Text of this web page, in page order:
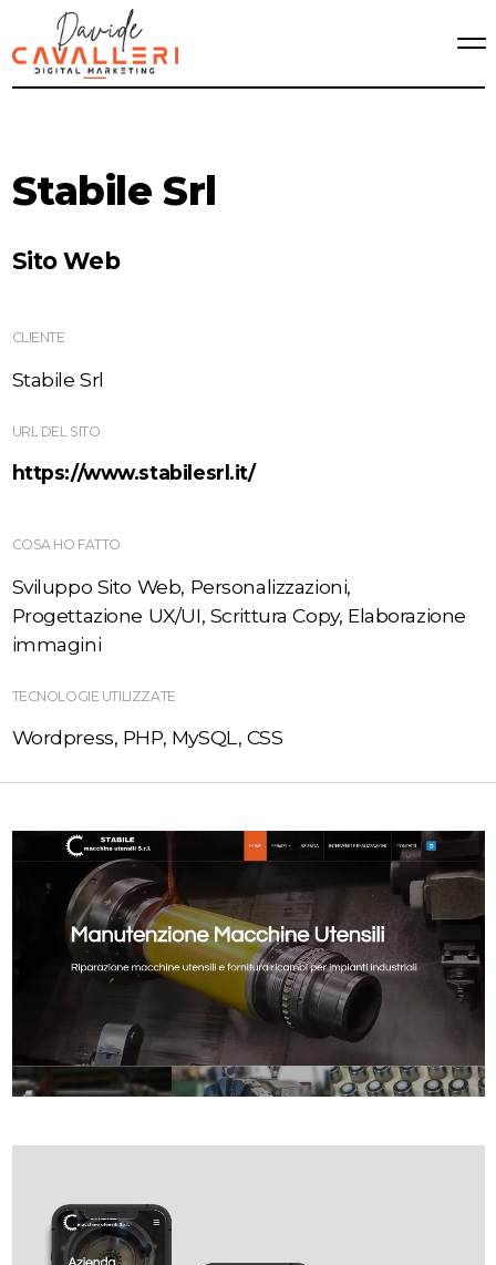
Stabile Srl
Sito Web
CLIENTE
Stabile Srl
URL DEL SITO
https://www.stabilesrl.it/
COSA HO FATTO
Sviluppo Sito Web, Personalizzazioni,
Progettazione UX/UI, Scrittura Copy, Elaborazione
immagini
TECNOLOGIE UTILIZZATE
Wordpress, PHP, MySQL, CSS